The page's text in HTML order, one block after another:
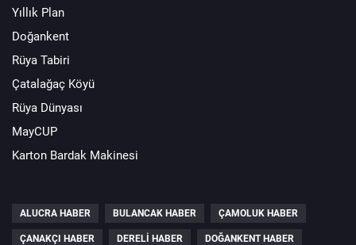
Yıllık Plan
Doğankent
Rüya Tabiri
Çatalağaç Köyü
Rüya Dünyası
MayCUP
Karton Bardak Makinesi
ALUCRA HABER BULANCAK HABER ÇAMOLUK HABER
ÇANAKÇI HABER DERELI HABER DOĞANKENT HABER